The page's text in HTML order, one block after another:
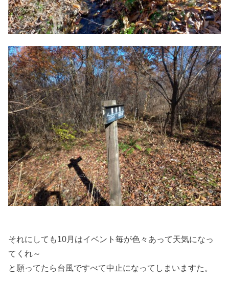
それにしても10月はイベント毎が色々あって天気になっ
てくれ～
と願ってたら台風ですべて中止になってしまいますた。